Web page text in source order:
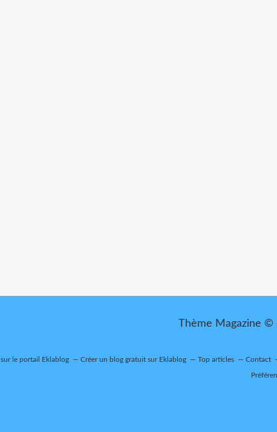
Thème Magazine
sur le portail Eklablog Créer un blog gratuit sur Eklablog Top articles Contact